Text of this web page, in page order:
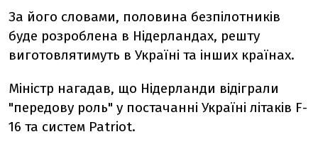
За його словами, половина безпілотників
буде розроблена в Нідерландах, решту
виготовлятимуть в Україні та інших країнах.
Міністр нагадав, що Нідерланди відіграли
"передову роль" у постачанні Україні літаків F-
16 та систем Patriot.